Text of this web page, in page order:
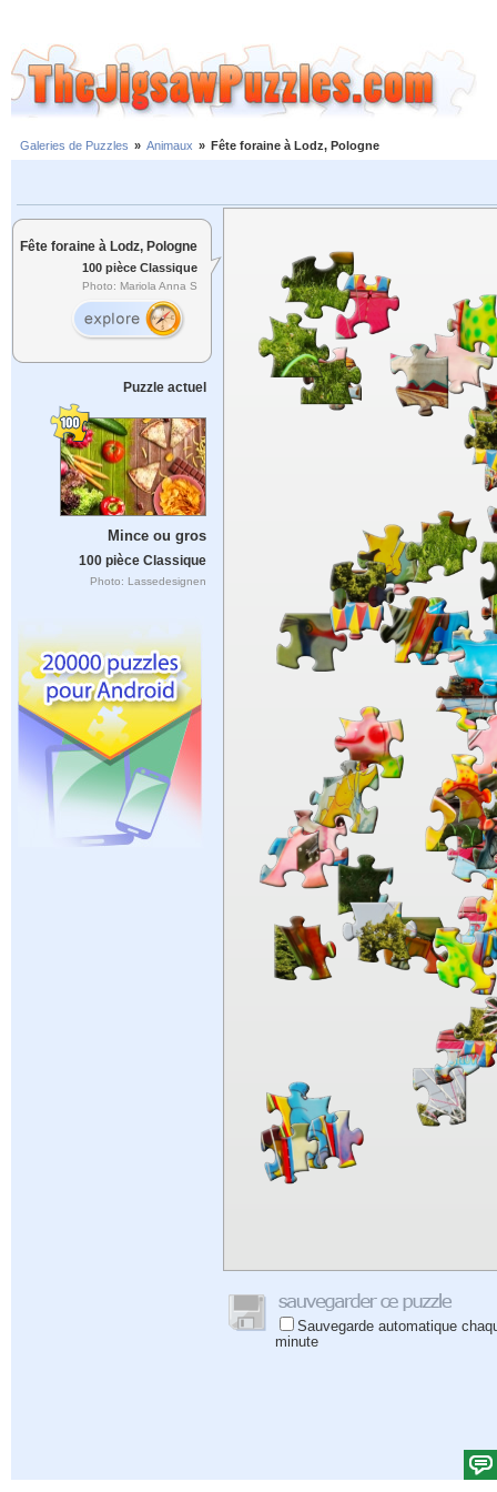
Galeries de Puzzles » Animaux » Fête foraine à Lodz, Pologne
Fête foraine à Lodz, Pologne
100 pièce Classique
Photo: Mariola Anna S
Puzzle actuel
Mince ou gros
100 pièce Classique
Photo: Lassedesignen
Sauvegarde automatique
minute